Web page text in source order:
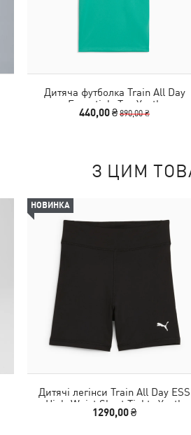
Дитяча футболка Train All Day
Essentials Tee Youth
440,00 ₴890,00 ₴
З ЦИМ
НОВИНКА
Дитячі легінси Train All Day ESS
High-Waist Short Tights Youth
1290,00 ₴